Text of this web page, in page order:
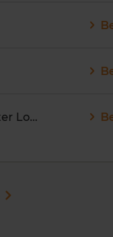
Handelskade en omgeving, Dokter Lohmanstraat en omgeving